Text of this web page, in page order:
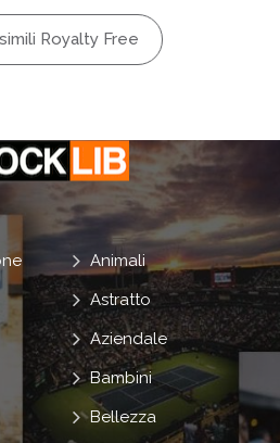
Royalty Free
Animali
Astratto
Aziendale
Bambini
Bellezza